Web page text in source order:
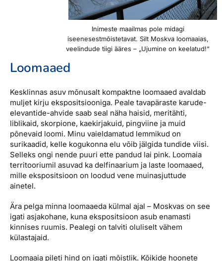
Inimeste maailmas pole midagi
iseenesestmõistetavat. Silt Moskva loomaaias,
veelindude tiigi ääres – „Ujumine on keelatud!“
Loomaaed
Kesklinnas asuv mõnusalt kompaktne loomaaed avaldab
muljet kirju ekspositsiooniga. Peale tavapäraste karude-
elevantide-ahvide saab seal näha haisid, meritähti,
liblikaid, skorpione, kaekirjakuid, pingviine ja muid
põnevaid loomi. Minu vaieldamatud lemmikud on
surikaadid, kelle kogukonna elu võib jälgida tundide viisi.
Selleks ongi nende puuri ette pandud lai pink. Loomaia
territooriumil asuvad ka delfinaarium ja laste loomaaed,
mille ekspositsioon on loodud vene muinasjuttude
ainetel.
Ära pelga minna loomaaeda külmal ajal – Moskvas on see
igati asjakohane, kuna ekspositsioon asub enamasti
kinnises ruumis. Pealegi on talviti oluliselt vähem
külastajaid.
Loomaaia pileti hind on igati mõistlik. Kõikide hoonete